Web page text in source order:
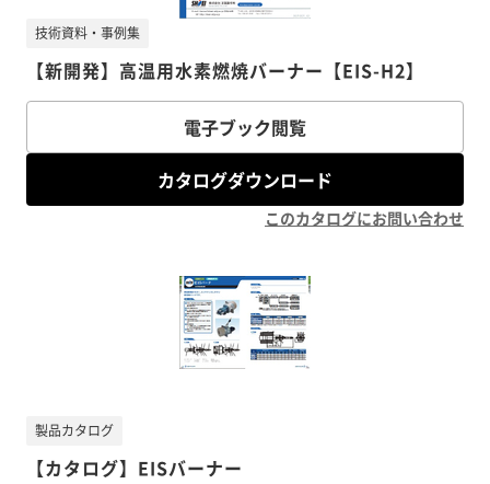
【新開発】高温用水素燃焼バーナー【EIS-H2】
技術資料・事例集
電子ブック閲覧
カタログダウンロード
このカタログにお問い合わせ
【カタログ】EISバーナー
製品カタログ